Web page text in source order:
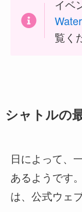
イベ
覧く
シャトルの
日によって、
あるようです
は、公式ウェ